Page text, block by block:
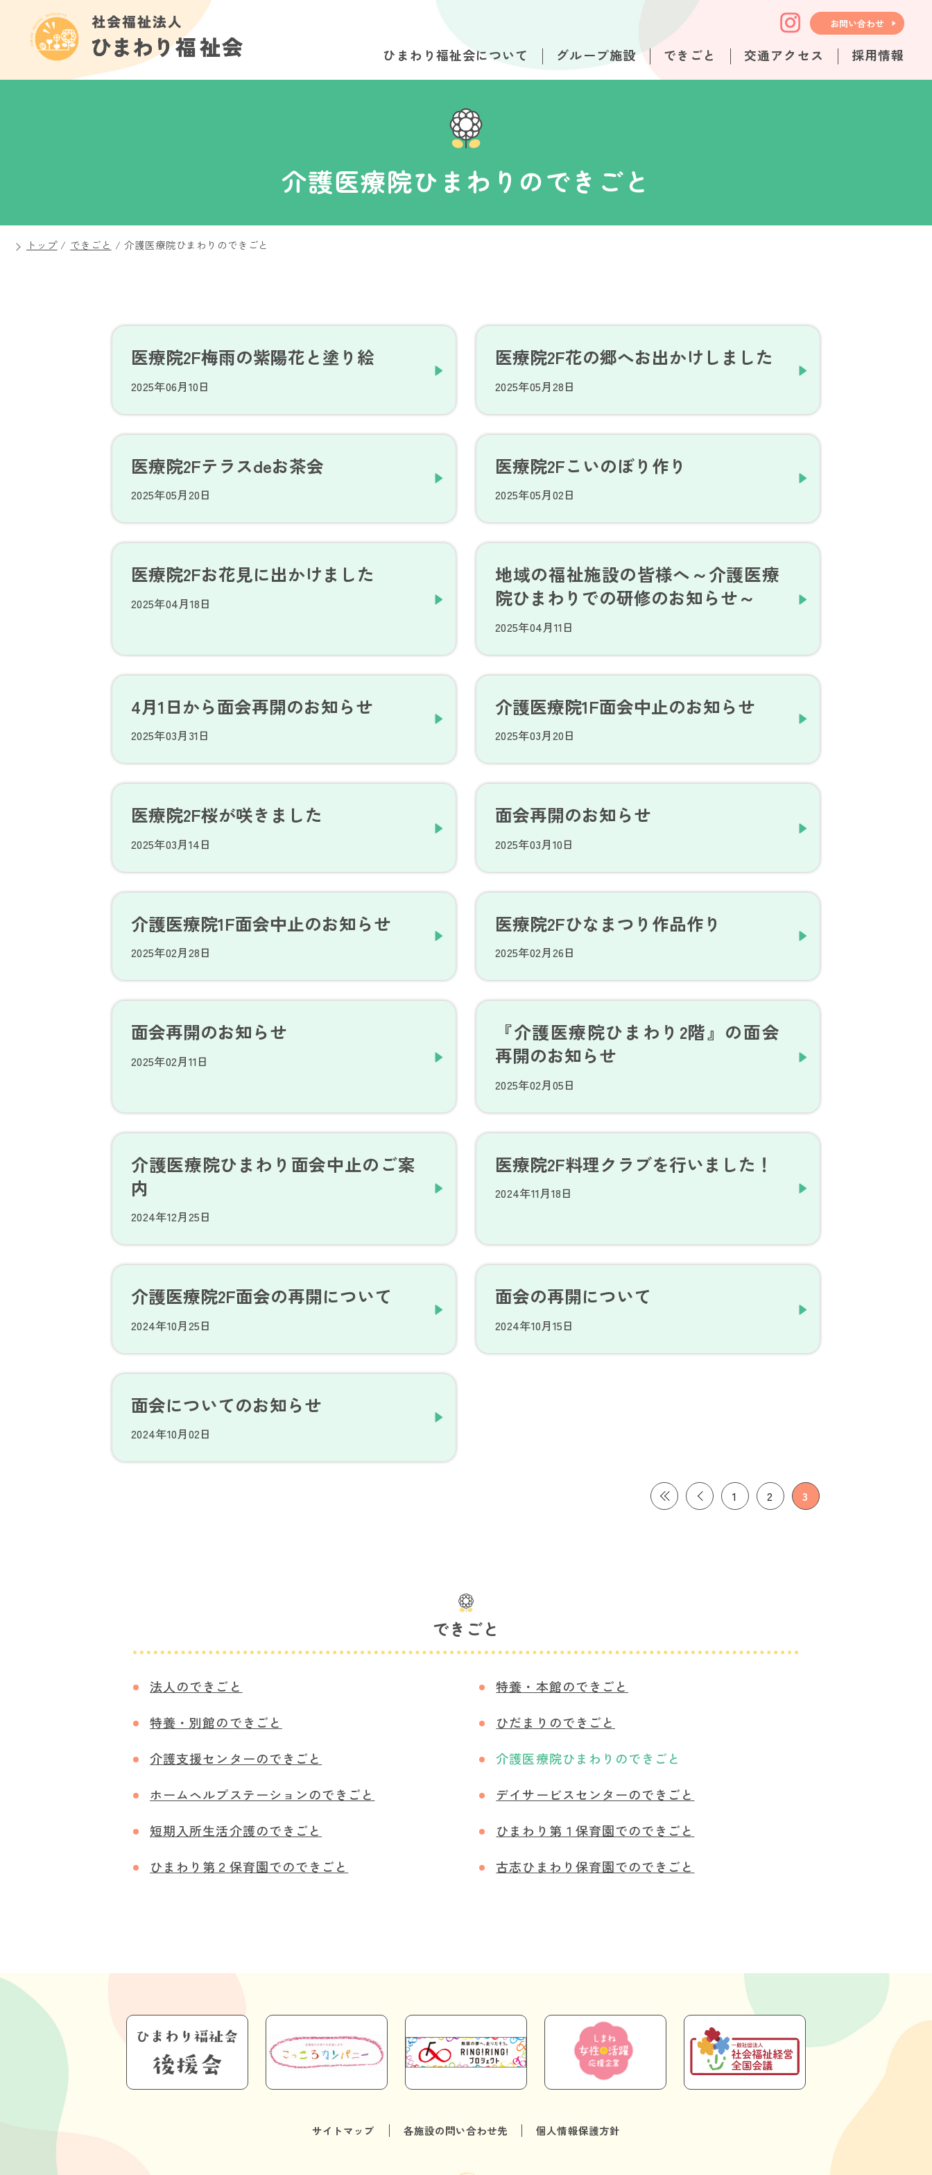
お問い合わせ
ひまわり福祉会について グループ施設 できごと 交通アクセス 採用情報
介護医療院ひまわりのできごと
トップ/ できごと /介護医療院ひまわりのできごと
医療院2F梅雨の紫陽花と塗り絵
2025年06月10日
医療院2F花の郷へお出かけしました
2025年05月28日
医療院2Fテラスdeお茶会
2025年05月20日
医療院2Fこいのぼり作り
2025年05月02日
医療院2Fお花見に出かけました
2025年04月18日
地域の福祉施設の皆様へ～介護医療
院ひまわりでの研修のお知らせ～
2025年04月11日
4月1日から面会再開のお知らせ
2025年03月31日
介護医療院1F面会中止のお知らせ
2025年03月20日
医療院2F桜が咲きました
2025年03月14日
面会再開のお知らせ
2025年03月10日
介護医療院1F面会中止のお知らせ
2025年02月28日
医療院2Fひなまつり作品作り
2025年02月26日
面会再開のお知らせ
2025年02月11日
『介護医療院ひまわり2階』の面会
再開のお知らせ
2025年02月05日
介護医療院ひまわり面会中止のご案
内
2024年12月25日
医療院2F料理クラブを行いました！
2024年11月18日
介護医療院2F面会の再開について
2024年10月25日
面会の再開について
2024年10月15日
面会についてのお知らせ
2024年10月02日
1 2 3
できごと
法人のできごと
特養・本館のできごと
特養・別館のできごと
ひだまりのできごと
介護支援センターのできごと
介護医療院ひまわりのできごと
ホームヘルプステーションのできごと
デイサービスセンターのできごと
短期入所生活介護のできごと
ひまわり第１保育園でのできごと
ひまわり第２保育園でのできごと
古志ひまわり保育園でのできごと
サイトマップ 各施設の問い合わせ先 個人情報保護方針